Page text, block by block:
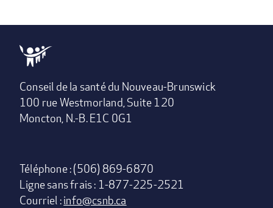
Conseil de la santé du Nouveau-Brunswick
100 rue Westmorland, Suite 120
Moncton, N.-B. E1C 0G1
Téléphone : (506) 869-6870
Ligne sans frais : 1-877-225-2521
Courriel :info@csnb.ca